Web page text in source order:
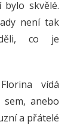
skvělé.
není tak
co je
vídá
anebo
a přátelé